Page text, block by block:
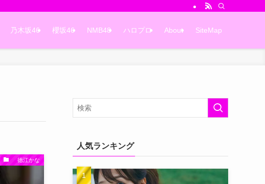
乃木坂46 櫻坂46 NMB48 ハロプロ About SiteMap
徳江かな
人気ランキング